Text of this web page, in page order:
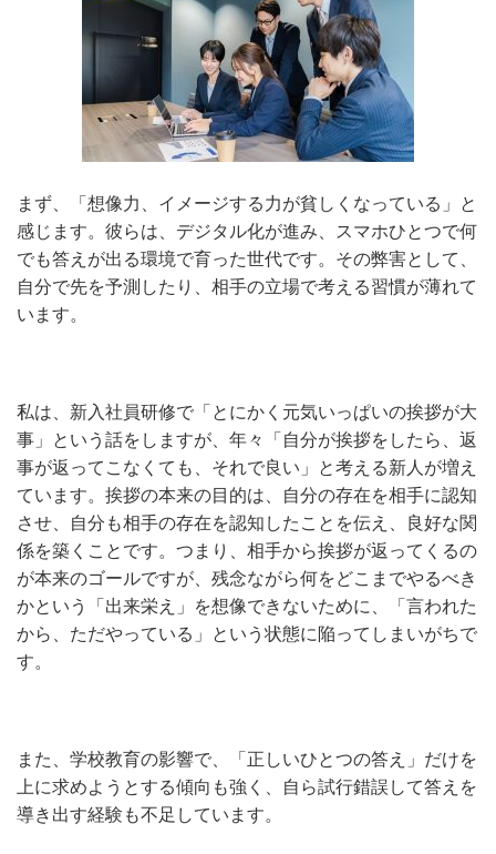
まず、「想像力、イメージする力が貧しくなっている」と
感じます。彼らは、デジタル化が進み、スマホひとつで何
でも答えが出る環境で育った世代です。その弊害として、
自分で先を予測したり、相手の立場で考える習慣が薄れて
います。
私は、新入社員研修で「とにかく元気いっぱいの挨拶が大
事」という話をしますが、年々「自分が挨拶をしたら、返
事が返ってこなくても、それで良い」と考える新人が増え
ています。挨拶の本来の目的は、自分の存在を相手に認知
させ、自分も相手の存在を認知したことを伝え、良好な関
係を築くことです。つまり、相手から挨拶が返ってくるの
が本来のゴールですが、残念ながら何をどこまでやるべき
かという「出来栄え」を想像できないために、「言われた
から、ただやっている」という状態に陥ってしまいがちで
す。
また、学校教育の影響で、「正しいひとつの答え」だけを
上に求めようとする傾向も強く、自ら試行錯誤して答えを
導き出す経験も不足しています。